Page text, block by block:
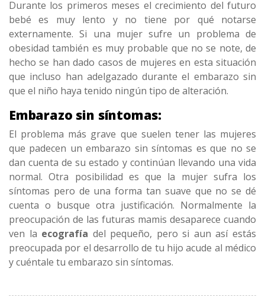
Durante los primeros meses el crecimiento del futuro
bebé es muy lento y no tiene por qué notarse
externamente. Si una mujer sufre un problema de
obesidad también es muy probable que no se note, de
hecho se han dado casos de mujeres en esta situación
que incluso han adelgazado durante el embarazo sin
que el niño haya tenido ningún tipo de alteración.
Embarazo sin síntomas:
El problema más grave que suelen tener las mujeres
que padecen un embarazo sin síntomas es que no se
dan cuenta de su estado y continúan llevando una vida
normal. Otra posibilidad es que la mujer sufra los
síntomas pero de una forma tan suave que no se dé
cuenta o busque otra justificación. Normalmente la
preocupación de las futuras mamis desaparece cuando
ven la ecografía del pequeño, pero si aun así estás
preocupada por el desarrollo de tu hijo acude al médico
y cuéntale tu embarazo sin síntomas.